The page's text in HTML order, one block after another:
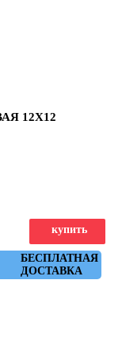
12Х12
БЕСПЛАТНАЯ
ДОСТАВКА
купить